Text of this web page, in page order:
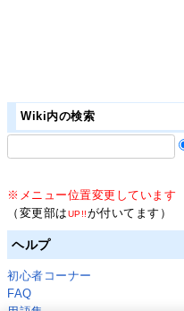
Wiki内の検索
※メニュー位置変更しています
（変更部はUP!!が付いてます）
ヘルプ
初心者コーナー
FAQ